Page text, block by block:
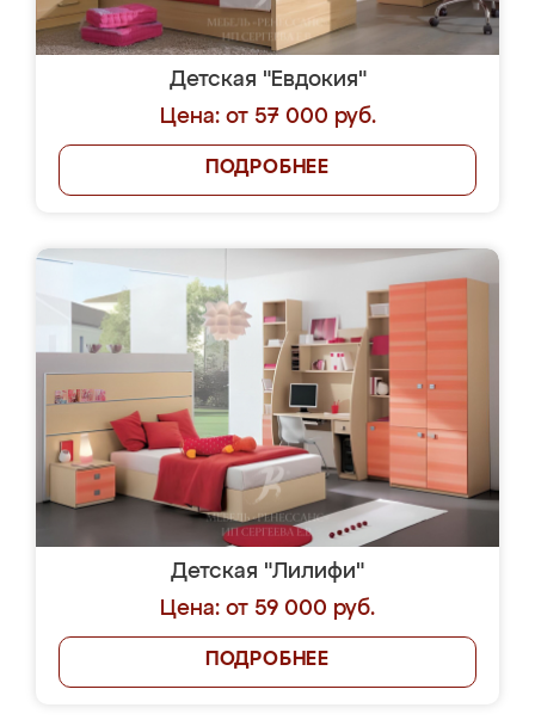
Детская "Евдокия"
Цена: от 57 000 руб.
ПОДРОБНЕЕ
Детская "Лилифи"
Цена: от 59 000 руб.
ПОДРОБНЕЕ